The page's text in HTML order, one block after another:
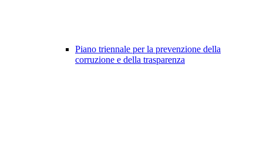
Piano triennale per la prevenzione della
corruzione e della trasparenza